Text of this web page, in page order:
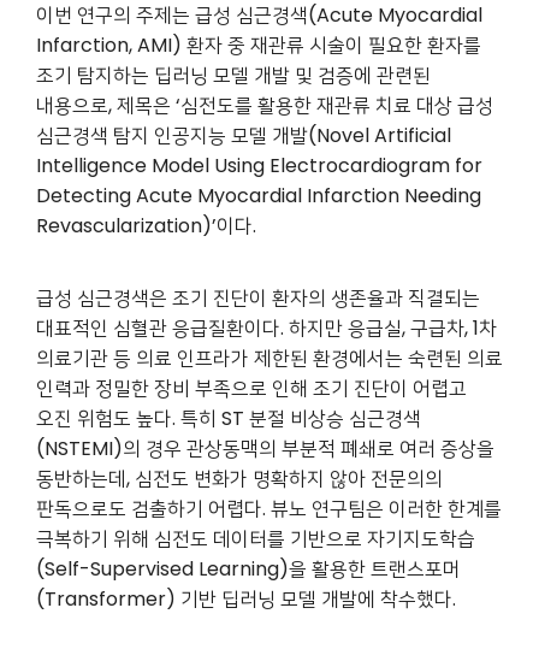
이번 연구의 주제는 급성 심근경색(Acute Myocardial
Infarction, AMI) 환자 중 재관류 시술이 필요한 환자를
조기 탐지하는 딥러닝 모델 개발 및 검증에 관련된
내용으로, 제목은 ‘심전도를 활용한 재관류 치료 대상 급성
심근경색 탐지 인공지능 모델 개발(Novel Artificial
Intelligence Model Using Electrocardiogram for
Detecting Acute Myocardial Infarction Needing
Revascularization)’이다.
급성 심근경색은 조기 진단이 환자의 생존율과 직결되는
대표적인 심혈관 응급질환이다. 하지만 응급실, 구급차, 1차
의료기관 등 의료 인프라가 제한된 환경에서는 숙련된 의료
인력과 정밀한 장비 부족으로 인해 조기 진단이 어렵고
오진 위험도 높다. 특히 ST 분절 비상승 심근경색
(NSTEMI)의 경우 관상동맥의 부분적 폐쇄로 여러 증상을
동반하는데, 심전도 변화가 명확하지 않아 전문의의
판독으로도 검출하기 어렵다. 뷰노 연구팀은 이러한 한계를
극복하기 위해 심전도 데이터를 기반으로 자기지도학습
(Self-Supervised Learning)을 활용한 트랜스포머
(Transformer) 기반 딥러닝 모델 개발에 착수했다.